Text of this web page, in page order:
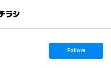
s
t
Follow